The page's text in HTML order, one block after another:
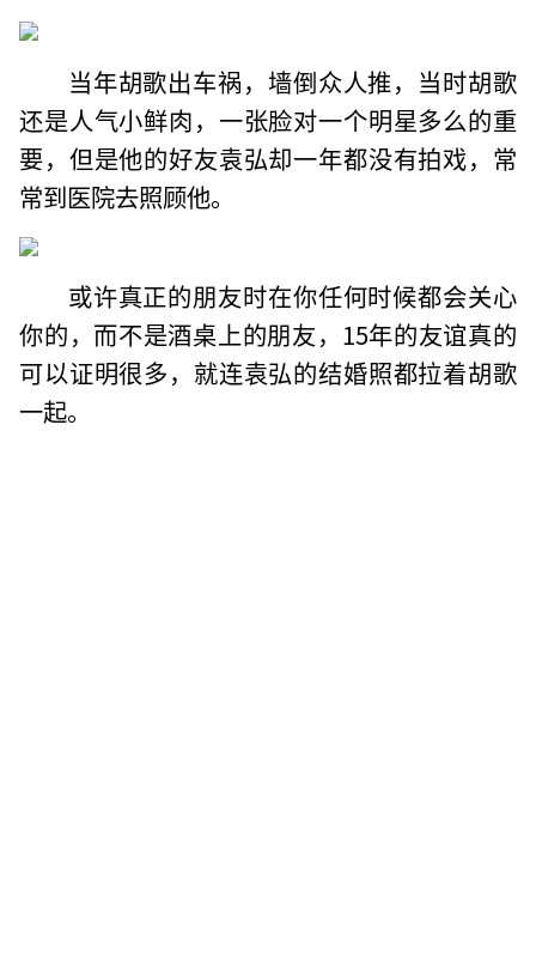
当年胡歌出车祸，墙倒众人推，当时胡歌
还是人气小鲜肉，一张脸对一个明星多么的重
要，但是他的好友袁弘却一年都没有拍戏，常
常到医院去照顾他。
或许真正的朋友时在你任何时候都会关心
你的，而不是酒桌上的朋友，15年的友谊真的
可以证明很多，就连袁弘的结婚照都拉着胡歌
一起。